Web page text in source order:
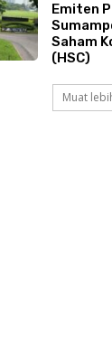
Emiten
Saham
(HSC)
Muat